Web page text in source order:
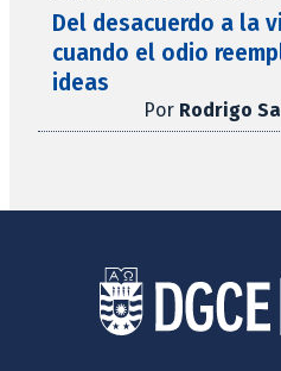
Del desacuerdo a la
cuando el odio
ideas
Por Rodrigo